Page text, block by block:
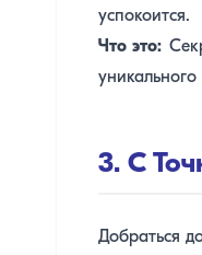
успокоится.
Что это:
уникального
3. С
Добраться